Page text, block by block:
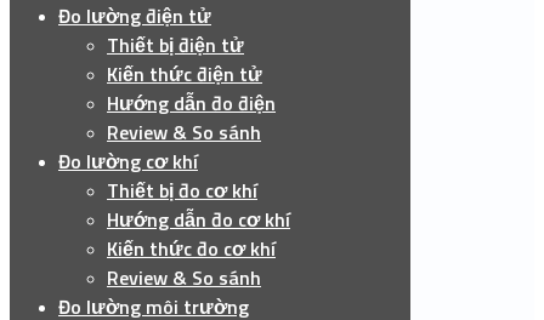
Đo lường điện tử
Thiết bị điện tử
Kiến thức điện tử
Hướng dẫn đo điện
Review & So sánh
Đo lường cơ khí
Thiết bị đo cơ khí
Hướng dẫn đo cơ khí
Kiến thức đo cơ khí
Review & So sánh
Đo lường môi trường